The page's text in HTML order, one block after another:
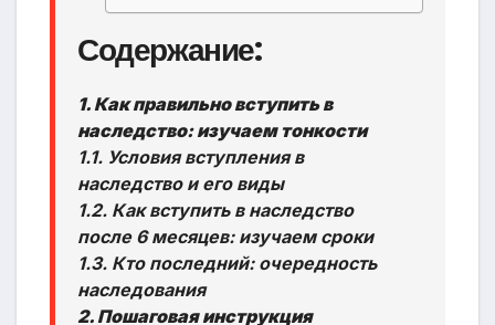
Содержание:
1. Как правильно вступить в
наследство: изучаем тонкости
1.1. Условия вступления в
наследство и его виды
1.2. Как вступить в наследство
после 6 месяцев: изучаем сроки
1.3. Кто последний: очередность
наследования
2. Пошаговая инструкция